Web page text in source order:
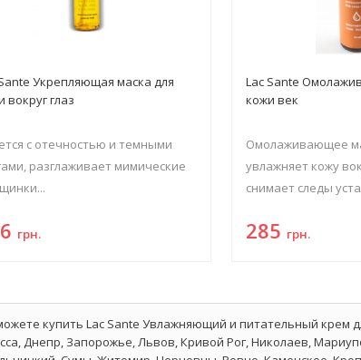
Укрепляющая маска для
вокруг глаз
с отечностью и темными
разглаживает мимические
грн.
Lac Sante
кожи век
Омолаживающее
увлажняет кожу
снимает следы
285 грн.
купить Lac Sante Увлажняющий и питательный крем
Днепр, Запорожье, Львов, Кривой Рог, Николаев,